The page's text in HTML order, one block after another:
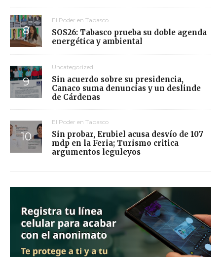
El Poder en Tabasco
SOS26: Tabasco prueba su doble agenda
energética y ambiental
Uncategorized
Sin acuerdo sobre su presidencia,
Canaco suma denuncias y un deslinde
de Cárdenas
El Poder en Tabasco
Sin probar, Erubiel acusa desvío de 107
mdp en la Feria; Turismo critica
argumentos leguleyos